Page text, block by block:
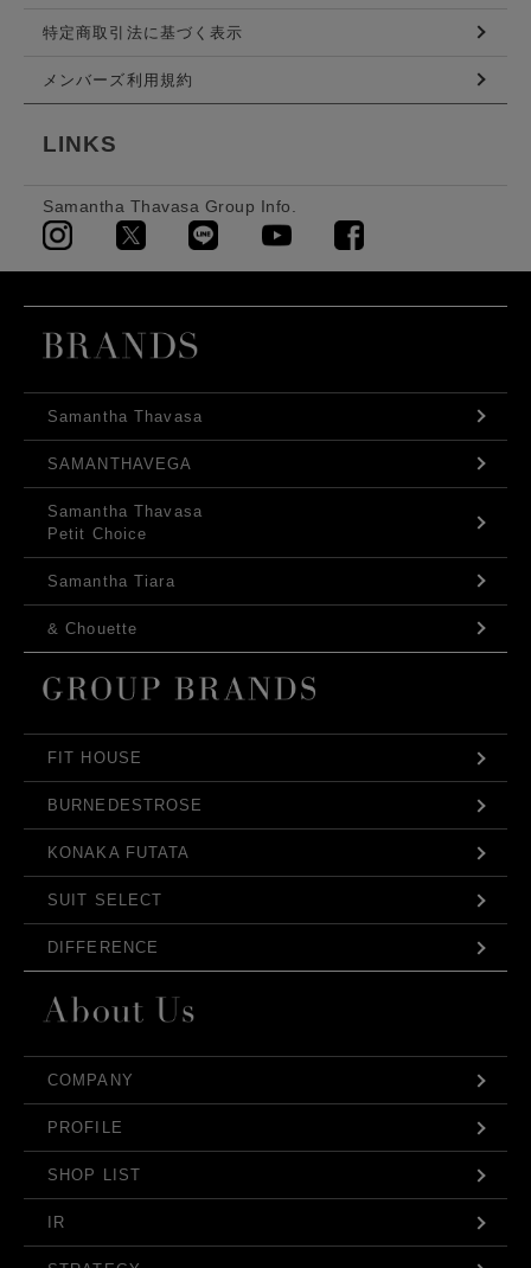
特定商取引法に基づく表示
メンバーズ利用規約
LINKS
Samantha Thavasa Group Info.
Samantha Thavasa
SAMANTHAVEGA
Samantha Thavasa
Petit Choice
Samantha Tiara
& Chouette
FIT HOUSE
BURNEDESTROSE
KONAKA FUTATA
SUIT SELECT
DIFFERENCE
COMPANY
PROFILE
SHOP LIST
IR